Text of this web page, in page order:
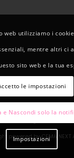
Via Saragozza 84/A
powered byCEMA
web utilizziamo i
mentre altri ci
sito web e la tua
le impostazioni
e Nascondi solo la
Impostazioni